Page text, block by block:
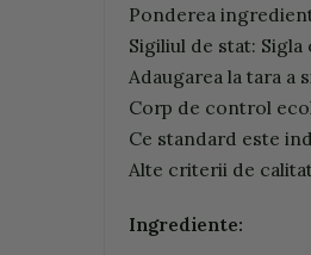
Ponderea
Sigiliul de stat: Sigla
Adaugarea la tara a
Corp de control
Ce standard este
Alte criterii de
Ingrediente: